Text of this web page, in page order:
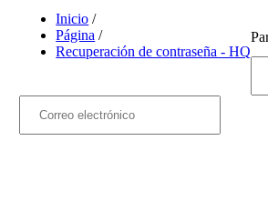
Inicio /
Página /
Recuperación de contraseña - HQ